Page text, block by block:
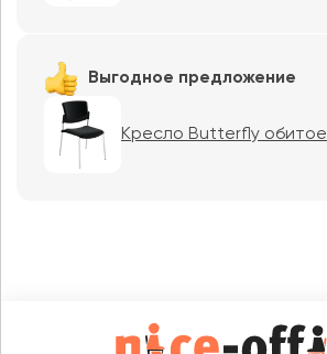
Выгодное предложение
Кресло Butterfly обитое